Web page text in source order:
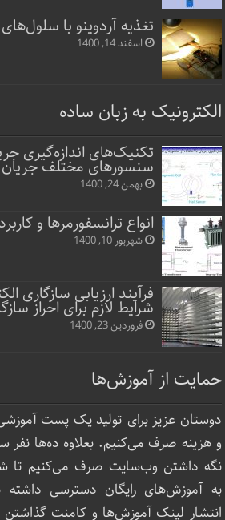
تغذیه آردوینو با
اسفند 14, 1400
الکترونیک به زبان ساده
تکنیک‌های اندازه‌گیری
سنسورهای مختلف جریان
بهمن 24, 1400
انواع ترانسفورمرها و
شهریور 10, 1400
فرآیند ارزیابی سازگاری
شرایط لازم برای احراز
فروردین 23, 1400
حمایت از آموزش‌ها
دوستان عزیز برای تولید یک پست
و هزینه صرف می‌کنیم. بعلاوه ده‌ها نفر
نگه داشتن وب‌سایت صرف ‌می‌کنیم تا
به آموزش‌های رایگان دسترسی
انتشار لینک‌ آموزش‌ها و کامنت گذاشتن